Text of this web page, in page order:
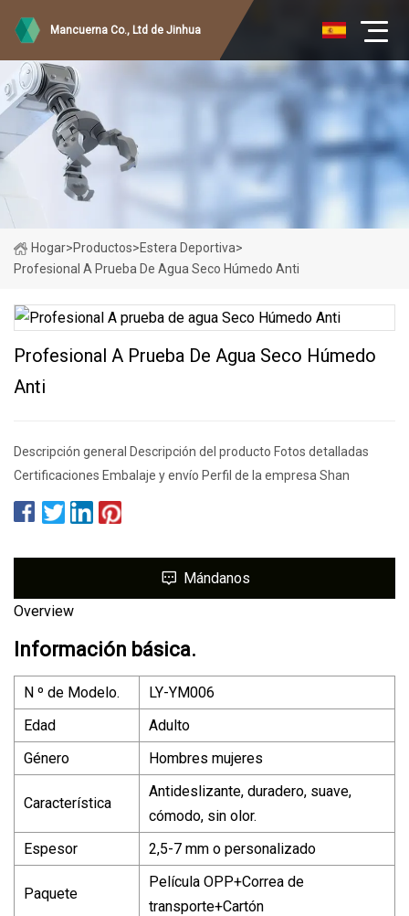
Mancuerna Co., Ltd de Jinhua
Hogar>Productos>Estera Deportiva>
Profesional A Prueba De Agua Seco Húmedo Anti
Profesional A Prueba De Agua Seco Húmedo
Anti
Descripción general Descripción del producto Fotos detalladas
Certificaciones Embalaje y envío Perfil de la empresa Shan
Mándanos
Overview
Información básica.
N º de Modelo.
LY-YM006
Edad
Adulto
Género
Hombres mujeres
Característica
Antideslizante, duradero, suave,
cómodo, sin olor.
Espesor
2,5-7 mm o personalizado
Paquete
Película OPP+Correa de
transporte+Cartón